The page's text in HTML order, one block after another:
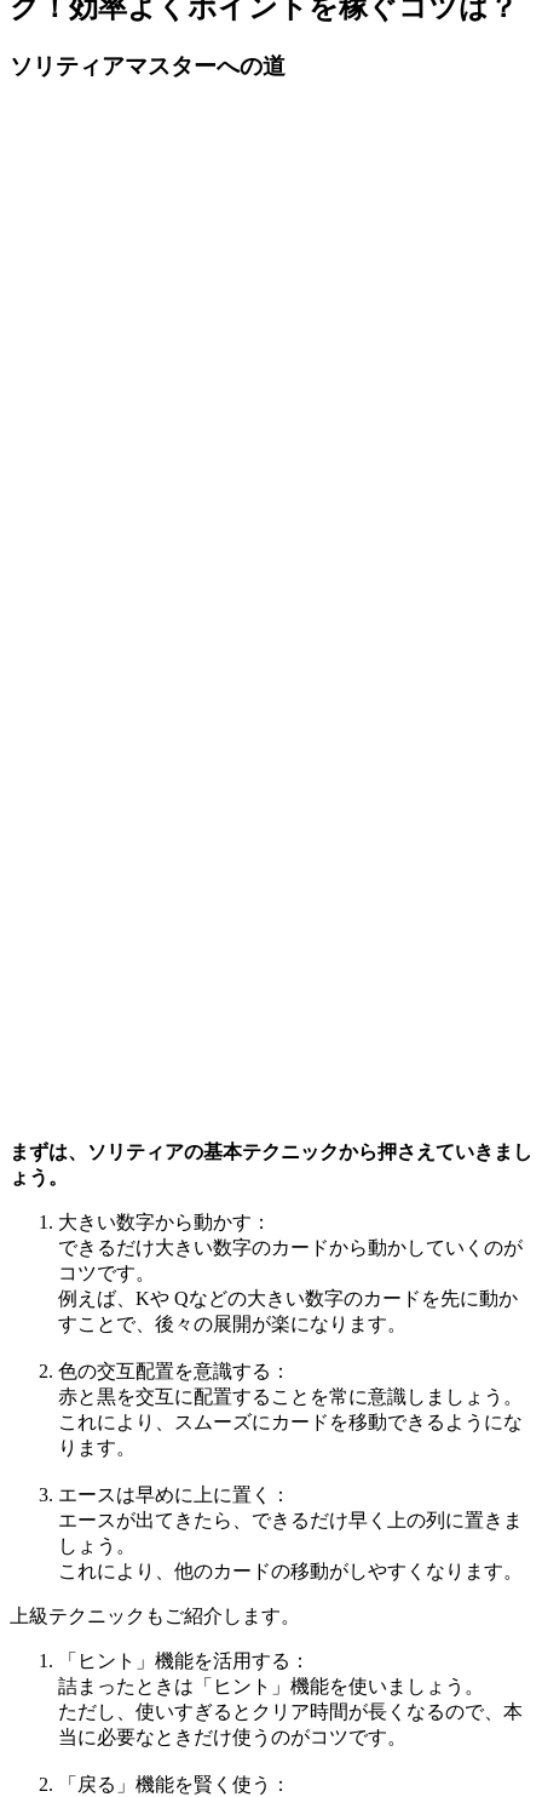
ク！効率よくポイントを稼ぐコツは？
ソリティアマスターへの道
まずは、ソリティアの基本テクニックから押さえていきまし
ょう。
大きい数字から動かす：
できるだけ大きい数字のカードから動かしていくのが
コツです。
例えば、Kや Qなどの大きい数字のカードを先に動か
すことで、後々の展開が楽になります。
色の交互配置を意識する：
赤と黒を交互に配置することを常に意識しましょう。
これにより、スムーズにカードを移動できるようにな
ります。
エースは早めに上に置く：
エースが出てきたら、できるだけ早く上の列に置きま
しょう。
これにより、他のカードの移動がしやすくなります。
上級テクニックもご紹介します。
「ヒント」機能を活用する：
詰まったときは「ヒント」機能を使いましょう。
ただし、使いすぎるとクリア時間が長くなるので、本
当に必要なときだけ使うのがコツです。
「戻る」機能を賢く使う：